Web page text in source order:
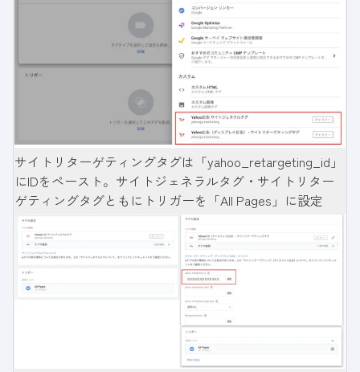
サイトリターゲティングタグは「yahoo_retargeting_id」
にIDをペースト。サイトジェネラルタグ・サイトリター
ゲティングタグともにトリガーを「All Pages」に設定